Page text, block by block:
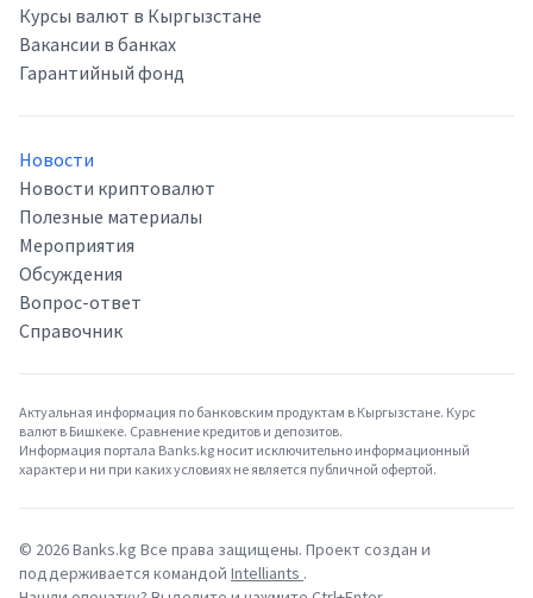
Курсы валют в Кыргызстане
Вакансии в банках
Гарантийный фонд
Новости
Новости криптовалют
Полезные материалы
Мероприятия
Обсуждения
Вопрос-ответ
Справочник
Актуальная информация по банковским продуктам в Кыргызстане. Курс
валют в Бишкеке. Сравнение кредитов и депозитов.
Информация портала Banks.kg носит исключительно информационный
характер и ни при каких условиях не является публичной офертой.
© 2026Banks.kg Все права защищены. Проект создан и
поддерживается командой Intelliants .